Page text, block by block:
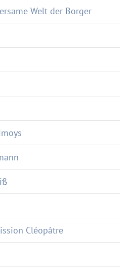
Welt der Borger
Cléopâtre